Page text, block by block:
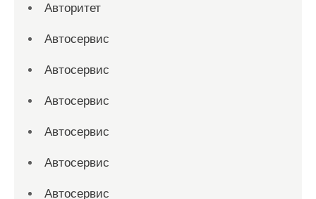
Авторитет
Автосервис
Автосервис
Автосервис
Автосервис
Автосервис
Автосервис